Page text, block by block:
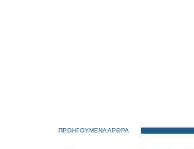
ΠΡΟΗΓΟΥΜΕΝΑ ΑΡΘΡΑ